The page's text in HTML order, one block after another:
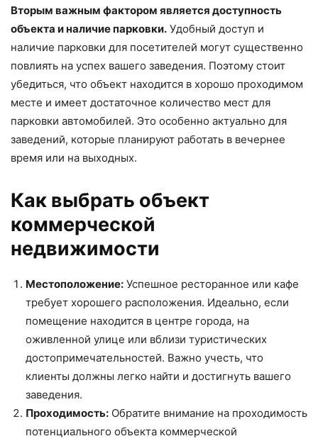
Вторым важным фактором является доступность
объекта и наличие парковки. Удобный доступ и
наличие парковки для посетителей могут существенно
повлиять на успех вашего заведения. Поэтому стоит
убедиться, что объект находится в хорошо проходимом
месте и имеет достаточное количество мест для
парковки автомобилей. Это особенно актуально для
заведений, которые планируют работать в вечернее
время или на выходных.
Как выбрать объект
коммерческой
недвижимости
Местоположение: Успешное ресторанное или кафе
требует хорошего расположения. Идеально, если
помещение находится в центре города, на
оживленной улице или вблизи туристических
достопримечательностей. Важно учесть, что
клиенты должны легко найти и достигнуть вашего
заведения.
Проходимость: Обратите внимание на проходимость
потенциального объекта коммерческой